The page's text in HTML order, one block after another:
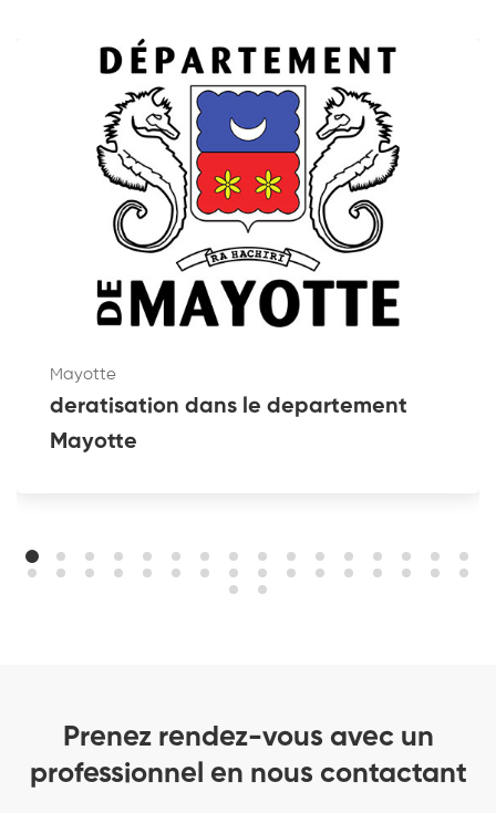
Mayotte
deratisation dans le departement
Mayotte
Prenez rendez-vous avec un
professionnel en nous contactant